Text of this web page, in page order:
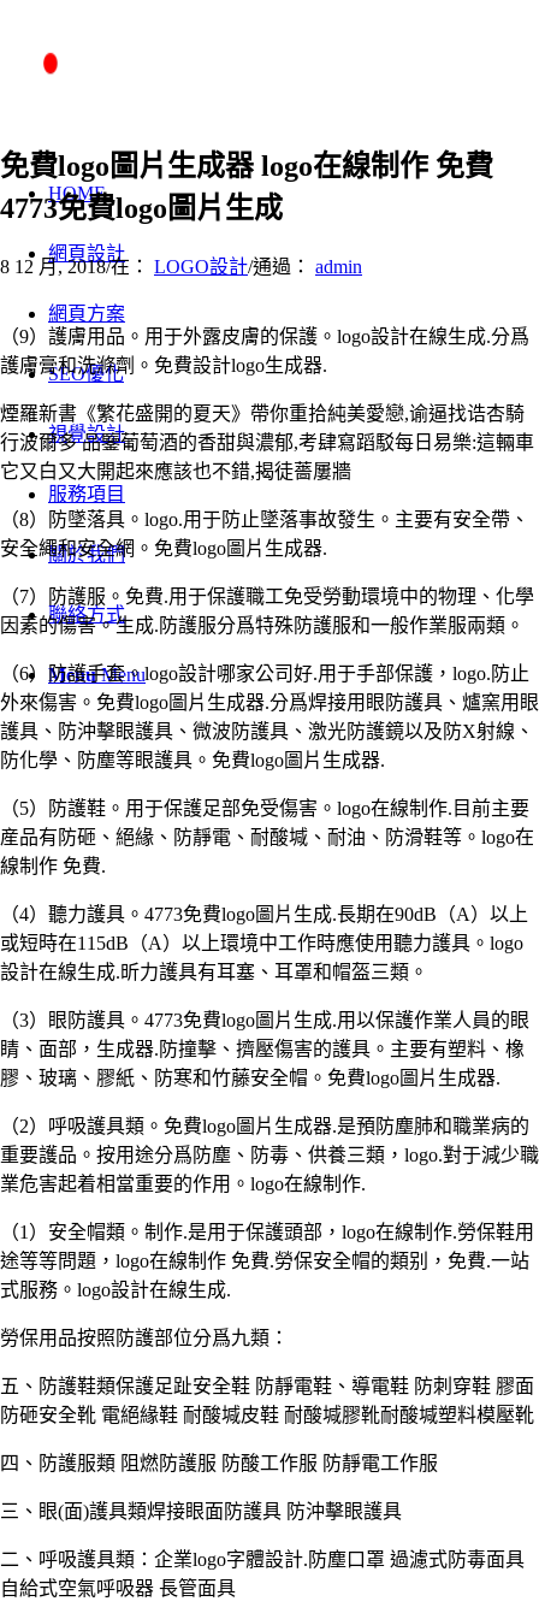
HOME
網頁設計
網頁方案
SEO優化
視覺設計
服務項目
關於我們
聯絡方式
Menu Menu
免費logo圖片生成器 logo在線制作 免費
4773免費logo圖片生成
8 12 月, 2018/在： LOGO設計/通過： admin
（9）護膚用品。用于外露皮膚的保護。logo設計在線生成.分爲
護膚膏和洗滌劑。免費設計logo生成器.
煙羅新書《繁花盛開的夏天》帶你重拾純美愛戀,谕逼找诰杏騎
行波爾多 品鑒葡萄酒的香甜與濃郁,考肆寫蹈駁每日易樂:這輛車
它又白又大開起來應該也不錯,揭徒薔屢牆
（8）防墜落具。logo.用于防止墜落事故發生。主要有安全帶、
安全繩和安全網。免費logo圖片生成器.
（7）防護服。免費.用于保護職工免受勞動環境中的物理、化學
因素的傷害。生成.防護服分爲特殊防護服和一般作業服兩類。
（6）防護手套。logo設計哪家公司好.用于手部保護，logo.防止
外來傷害。免費logo圖片生成器.分爲焊接用眼防護具、爐窯用眼
護具、防沖擊眼護具、微波防護具、激光防護鏡以及防X射線、
防化學、防塵等眼護具。免費logo圖片生成器.
（5）防護鞋。用于保護足部免受傷害。logo在線制作.目前主要
産品有防砸、絕緣、防靜電、耐酸堿、耐油、防滑鞋等。logo在
線制作 免費.
（4）聽力護具。4773免費logo圖片生成.長期在90dB（A）以上
或短時在115dB（A）以上環境中工作時應使用聽力護具。logo
設計在線生成.昕力護具有耳塞、耳罩和帽盔三類。
（3）眼防護具。4773免費logo圖片生成.用以保護作業人員的眼
睛、面部，生成器.防撞擊、擠壓傷害的護具。主要有塑料、橡
膠、玻璃、膠紙、防寒和竹藤安全帽。免費logo圖片生成器.
（2）呼吸護具類。免費logo圖片生成器.是預防塵肺和職業病的
重要護品。按用途分爲防塵、防毒、供養三類，logo.對于減少職
業危害起着相當重要的作用。logo在線制作.
（1）安全帽類。制作.是用于保護頭部，logo在線制作.勞保鞋用
途等等問題，logo在線制作 免費.勞保安全帽的類别，免費.一站
式服務。logo設計在線生成.
勞保用品按照防護部位分爲九類：
五、防護鞋類保護足趾安全鞋 防靜電鞋、導電鞋 防刺穿鞋 膠面
防砸安全靴 電絕緣鞋 耐酸堿皮鞋 耐酸堿膠靴耐酸堿塑料模壓靴
四、防護服類 阻燃防護服 防酸工作服 防靜電工作服
三、眼(面)護具類焊接眼面防護具 防沖擊眼護具
二、呼吸護具類：企業logo字體設計.防塵口罩 過濾式防毒面具
自給式空氣呼吸器 長管面具